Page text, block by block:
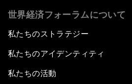
世界経済フォーラムについて
私たちのストラテジー
私たちのアイデンティティ
私たちの活動